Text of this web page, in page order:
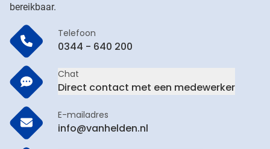
bereikbaar.
Telefoon
0344 - 640 200
Chat
Direct contact met een medewerker
E-mailadres
info@vanhelden.nl